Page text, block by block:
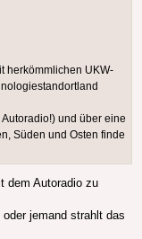
herkömmlichen UKW-
und über eine
Süden und Osten finde
dem Autoradio zu
jemand strahlt das